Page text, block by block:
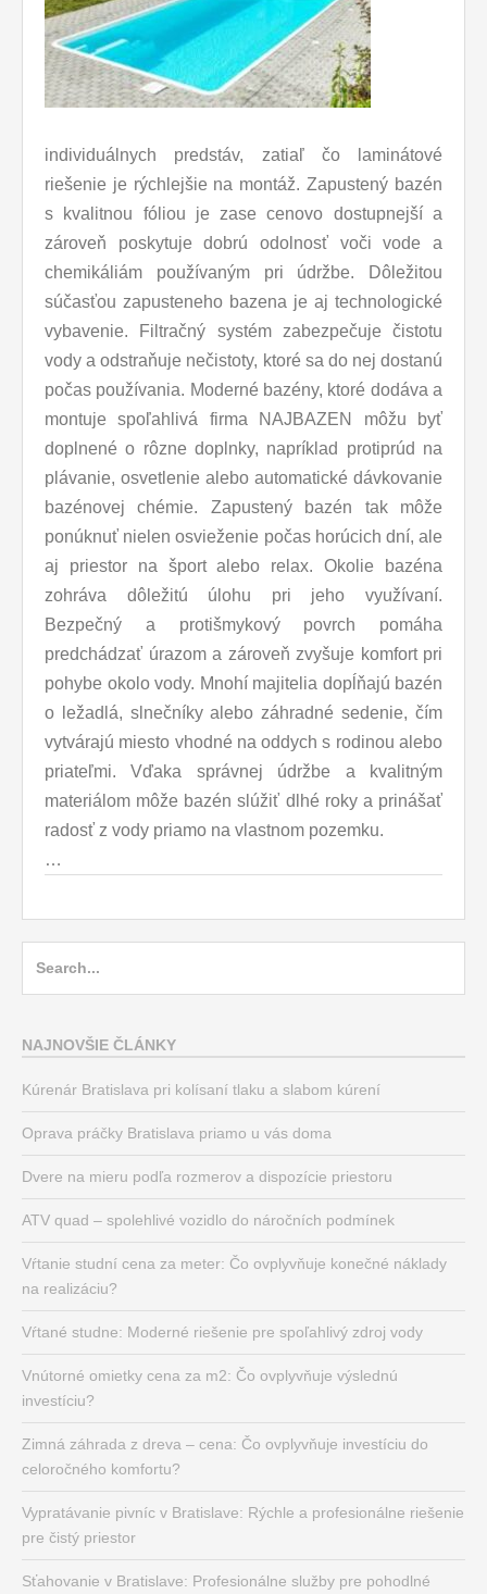
individuálnych predstáv, zatiaľ čo laminátové
riešenie je rýchlejšie na montáž. Zapustený bazén
s kvalitnou fóliou je zase cenovo dostupnejší a
zároveň poskytuje dobrú odolnosť voči vode a
chemikáliám používaným pri údržbe. Dôležitou
súčasťou zapusteneho bazena je aj technologické
vybavenie. Filtračný systém zabezpečuje čistotu
vody a odstraňuje nečistoty, ktoré sa do nej dostanú
počas používania. Moderné bazény, ktoré dodáva a
montuje spoľahlivá firma NAJBAZEN môžu byť
doplnené o rôzne doplnky, napríklad protiprúd na
plávanie, osvetlenie alebo automatické dávkovanie
bazénovej chémie. Zapustený bazén tak môže
ponúknuť nielen osvieženie počas horúcich dní, ale
aj priestor na šport alebo relax. Okolie bazéna
zohráva dôležitú úlohu pri jeho využívaní.
Bezpečný a protišmykový povrch pomáha
predchádzať úrazom a zároveň zvyšuje komfort pri
pohybe okolo vody. Mnohí majitelia dopĺňajú bazén
o ležadlá, slnečníky alebo záhradné sedenie, čím
vytvárajú miesto vhodné na oddych s rodinou alebo
priateľmi. Vďaka správnej údržbe a kvalitným
materiálom môže bazén slúžiť dlhé roky a prinášať
radosť z vody priamo na vlastnom pozemku.
…
NAJNOVŠIE ČLÁNKY
Kúrenár Bratislava pri kolísaní tlaku a slabom kúrení
Oprava práčky Bratislava priamo u vás doma
Dvere na mieru podľa rozmerov a dispozície priestoru
ATV quad – spolehlivé vozidlo do náročních podmínek
Vŕtanie studní cena za meter: Čo ovplyvňuje konečné náklady
na realizáciu?
Vŕtané studne: Moderné riešenie pre spoľahlivý zdroj vody
Vnútorné omietky cena za m2: Čo ovplyvňuje výslednú
investíciu?
Zimná záhrada z dreva – cena: Čo ovplyvňuje investíciu do
celoročného komfortu?
Vypratávanie pivníc v Bratislave: Rýchle a profesionálne riešenie
pre čistý priestor
Sťahovanie v Bratislave: Profesionálne služby pre pohodlné